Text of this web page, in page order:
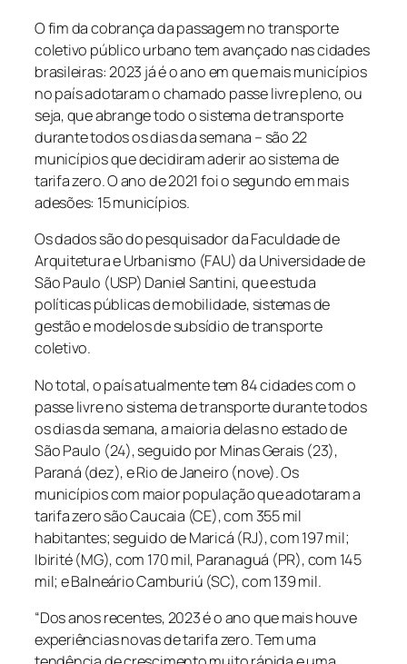
O fim da cobrança da passagem no transporte
coletivo público urbano tem avançado nas cidades
brasileiras: 2023 já é o ano em que mais municípios
no país adotaram o chamado passe livre pleno, ou
seja, que abrange todo o sistema de transporte
durante todos os dias da semana – são 22
municípios que decidiram aderir ao sistema de
tarifa zero. O ano de 2021 foi o segundo em mais
adesões: 15 municípios.
Os dados são do pesquisador da Faculdade de
Arquitetura e Urbanismo (FAU) da Universidade de
São Paulo (USP) Daniel Santini, que estuda
políticas públicas de mobilidade, sistemas de
gestão e modelos de subsídio de transporte
coletivo.
No total, o país atualmente tem 84 cidades com o
passe livre no sistema de transporte durante todos
os dias da semana, a maioria delas no estado de
São Paulo (24), seguido por Minas Gerais (23),
Paraná (dez), e Rio de Janeiro (nove). Os
municípios com maior população que adotaram a
tarifa zero são Caucaia (CE), com 355 mil
habitantes; seguido de Maricá (RJ), com 197 mil;
Ibirité (MG), com 170 mil, Paranaguá (PR), com 145
mil; e Balneário Camburiú (SC), com 139 mil.
“Dos anos recentes, 2023 é o ano que mais houve
experiências novas de tarifa zero. Tem uma